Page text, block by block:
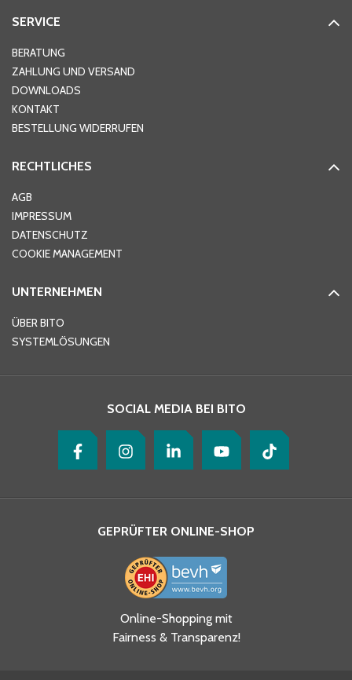
Hausnummer
Ort*
Telefon
Ja, ich habe die
Datenschutzhinweise gelesen
und akzeptiere diese.
SERVICE
BERATUNG
ZAHLUNG UND VERSAND
DOWNLOADS
KONTAKT
BESTELLUNG WIDERRUFEN
RECHTLICHES
AGB
IMPRESSUM
DATENSCHUTZ
COOKIE MANAGEMENT
UNTERNEHMEN
ÜBER BITO
SYSTEMLÖSUNGEN
SOCIAL MEDIA BEI BITO
GEPRÜFTER ONLINE-SHOP
Online-Shopping mit
Fairness & Transparenz!